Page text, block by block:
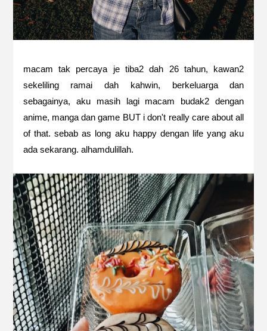
macam tak percaya je tiba2 dah 26 tahun, kawan2
sekeliling ramai dah kahwin, berkeluarga dan
sebagainya, aku masih lagi macam budak2 dengan
anime, manga dan game BUT i don't really care about all
of that. sebab as long aku happy dengan life yang aku
ada sekarang. alhamdulillah.